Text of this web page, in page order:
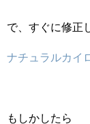
で、すぐに修正
ナチュラルカイ
もしかしたら